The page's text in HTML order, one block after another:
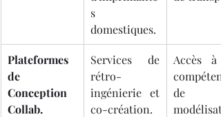
s
domestiques.
Plateformes
de
Conception
Collab.
Services de
rétro-
ingénierie et
co-création.
Accès à
de